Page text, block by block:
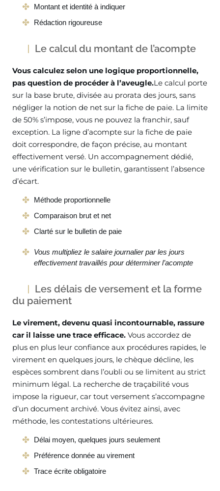
Montant et identité à indiquer
Rédaction rigoureuse
Le calcul du montant de l’acompte
Vous calculez selon une logique proportionnelle,
pas question de procéder à l’aveugle.Le calcul porte
sur la base brute, divisée au prorata des jours, sans
négliger la notion de net sur la fiche de paie. La limite
de 50% s’impose, vous ne pouvez la franchir, sauf
exception. La ligne d’acompte sur la fiche de paie
doit correspondre, de façon précise, au montant
effectivement versé. Un accompagnement dédié,
une vérification sur le bulletin, garantissent l’absence
d’écart.
Méthode proportionnelle
Comparaison brut et net
Clarté sur le bulletin de paie
Vous multipliez le salaire journalier par les jours
effectivement travaillés pour déterminer l’acompte
Les délais de versement et la forme
du paiement
Le virement, devenu quasi incontournable, rassure
car il laisse une trace efficace. Vous accordez de
plus en plus leur confiance aux procédures rapides, le
virement en quelques jours, le chèque décline, les
espèces sombrent dans l’oubli ou se limitent au strict
minimum légal. La recherche de traçabilité vous
impose la rigueur, car tout versement s’accompagne
d’un document archivé. Vous évitez ainsi, avec
méthode, les contestations ultérieures.
Délai moyen, quelques jours seulement
Préférence donnée au virement
Trace écrite obligatoire